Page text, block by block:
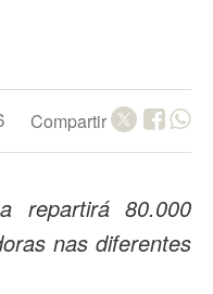
Compartir
repartirá 80.000
nas diferentes